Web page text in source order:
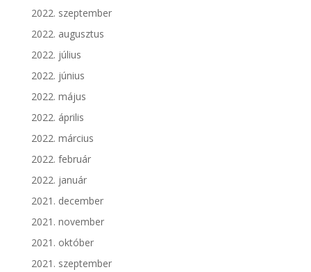
2022. szeptember
2022. augusztus
2022. július
2022. június
2022. május
2022. április
2022. március
2022. február
2022. január
2021. december
2021. november
2021. október
2021. szeptember